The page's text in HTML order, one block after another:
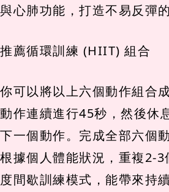
與心肺功能，打造不易反彈
推薦循環訓練 (HIIT) 組合
你可以將以上六個動作組合
動作連續進行45秒，然後休
下一個動作。完成全部六個
根據個人體能狀況，重複2-3
度間歇訓練模式，能帶來持